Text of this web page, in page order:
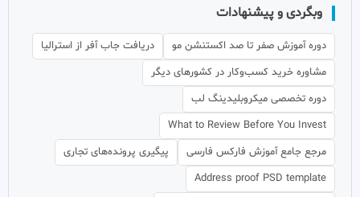
وبگردی و پیشنهادات
دوره آموزش صفر تا صد اکستنشن مو
دریافت جاب آفر از استرالیا
مشاوره خرید کسب‌وکار در کشورهای دیگر
دوره تخصصی میکروبلیدینگ لب
What to Review Before You Invest
مرجع جامع آموزش فارکس فارسی
پیگیری پرونده‌های تجاری
Address proof PSD template